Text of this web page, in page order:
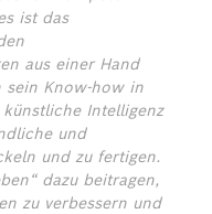
ist das
aus einer Hand
sein Know-how in
Intelligenz
und
und zu fertigen.
dazu beitragen,
zu verbessern und